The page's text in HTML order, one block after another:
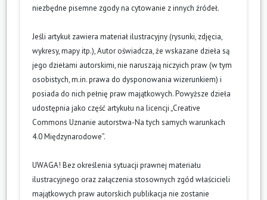
niezbędne pisemne zgody na cytowanie z innych źródeł.
Jeśli artykuł zawiera materiał ilustracyjny (rysunki, zdjęcia,
wykresy, mapy itp.), Autor oświadcza, że wskazane dzieła są
jego dziełami autorskimi, nie naruszają niczyich praw (w tym
osobistych, m.in. prawa do dysponowania wizerunkiem) i
posiada do nich pełnię praw majątkowych. Powyższe dzieła
udostępnia jako część artykułu na licencji „Creative
Commons Uznanie autorstwa-Na tych samych warunkach
4.0 Międzynarodowe”.
UWAGA! Bez określenia sytuacji prawnej materiału
ilustracyjnego oraz załączenia stosownych zgód właścicieli
majątkowych praw autorskich publikacja nie zostanie